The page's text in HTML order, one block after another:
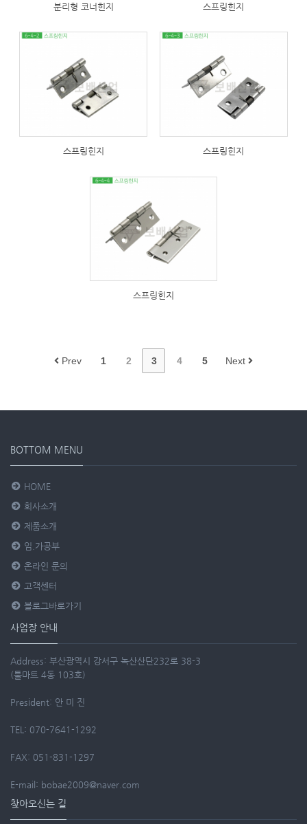
분리형 코너힌지 스프링힌지
303
스프링힌지
304
스프링힌지
284
스프링힌지
Prev 1 2 3 4 5 Next
BOTTOM MENU
HOME
회사소개
제품소개
임.가공부
온라인 문의
고객센터
블로그바로가기
사업장 안내
Address: 부산광역시 강서구 녹산산단232로 38-3
(툴마트 4동 103호)
President: 안 미 진
TEL: 070-7641-1292
FAX: 051-831-1297
E-mail: bobae2009@naver.com
찾아오신는 길